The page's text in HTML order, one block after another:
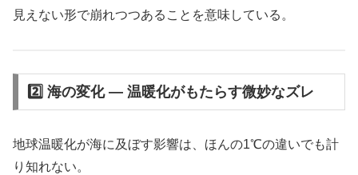
見えない形で崩れつつあることを意味している。
2️⃣ 海の変化 ― 温暖化がもたらす微妙なズレ
地球温暖化が海に及ぼす影響は、ほんの1℃の違いでも計
り知れない。